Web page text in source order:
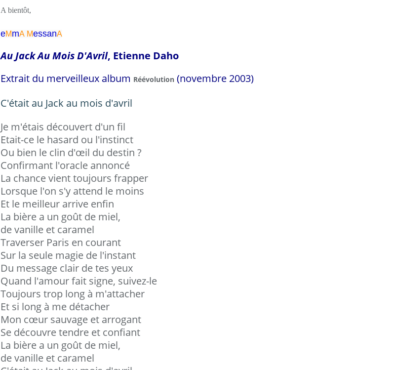
A bientôt,
eMmA MessanA
Au Jack Au Mois D'Avril, Etienne Daho
Extrait du merveilleux album Réévolution (novembre 2003)
C'était au Jack au mois d'avril
Je m'étais découvert d'un fil
Etait-ce le hasard ou l'instinct
Ou bien le clin d'œil du destin ?
Confirmant l'oracle annoncé
La chance vient toujours frapper
Lorsque l'on s'y attend le moins
Et le meilleur arrive enfin
La bière a un goût de miel,
de vanille et caramel
Traverser Paris en courant
Sur la seule magie de l'instant
Du message clair de tes yeux
Quand l'amour fait signe, suivez-le
Toujours trop long à m'attacher
Et si long à me détacher
Mon cœur sauvage et arrogant
Se découvre tendre et confiant
La bière a un goût de miel,
de vanille et caramel